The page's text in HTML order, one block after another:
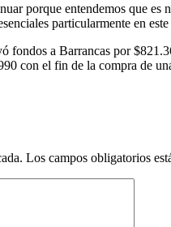
porque entendemos que
particularmente en
a Barrancas por
con el fin de la compra de
Los campos obligatorios